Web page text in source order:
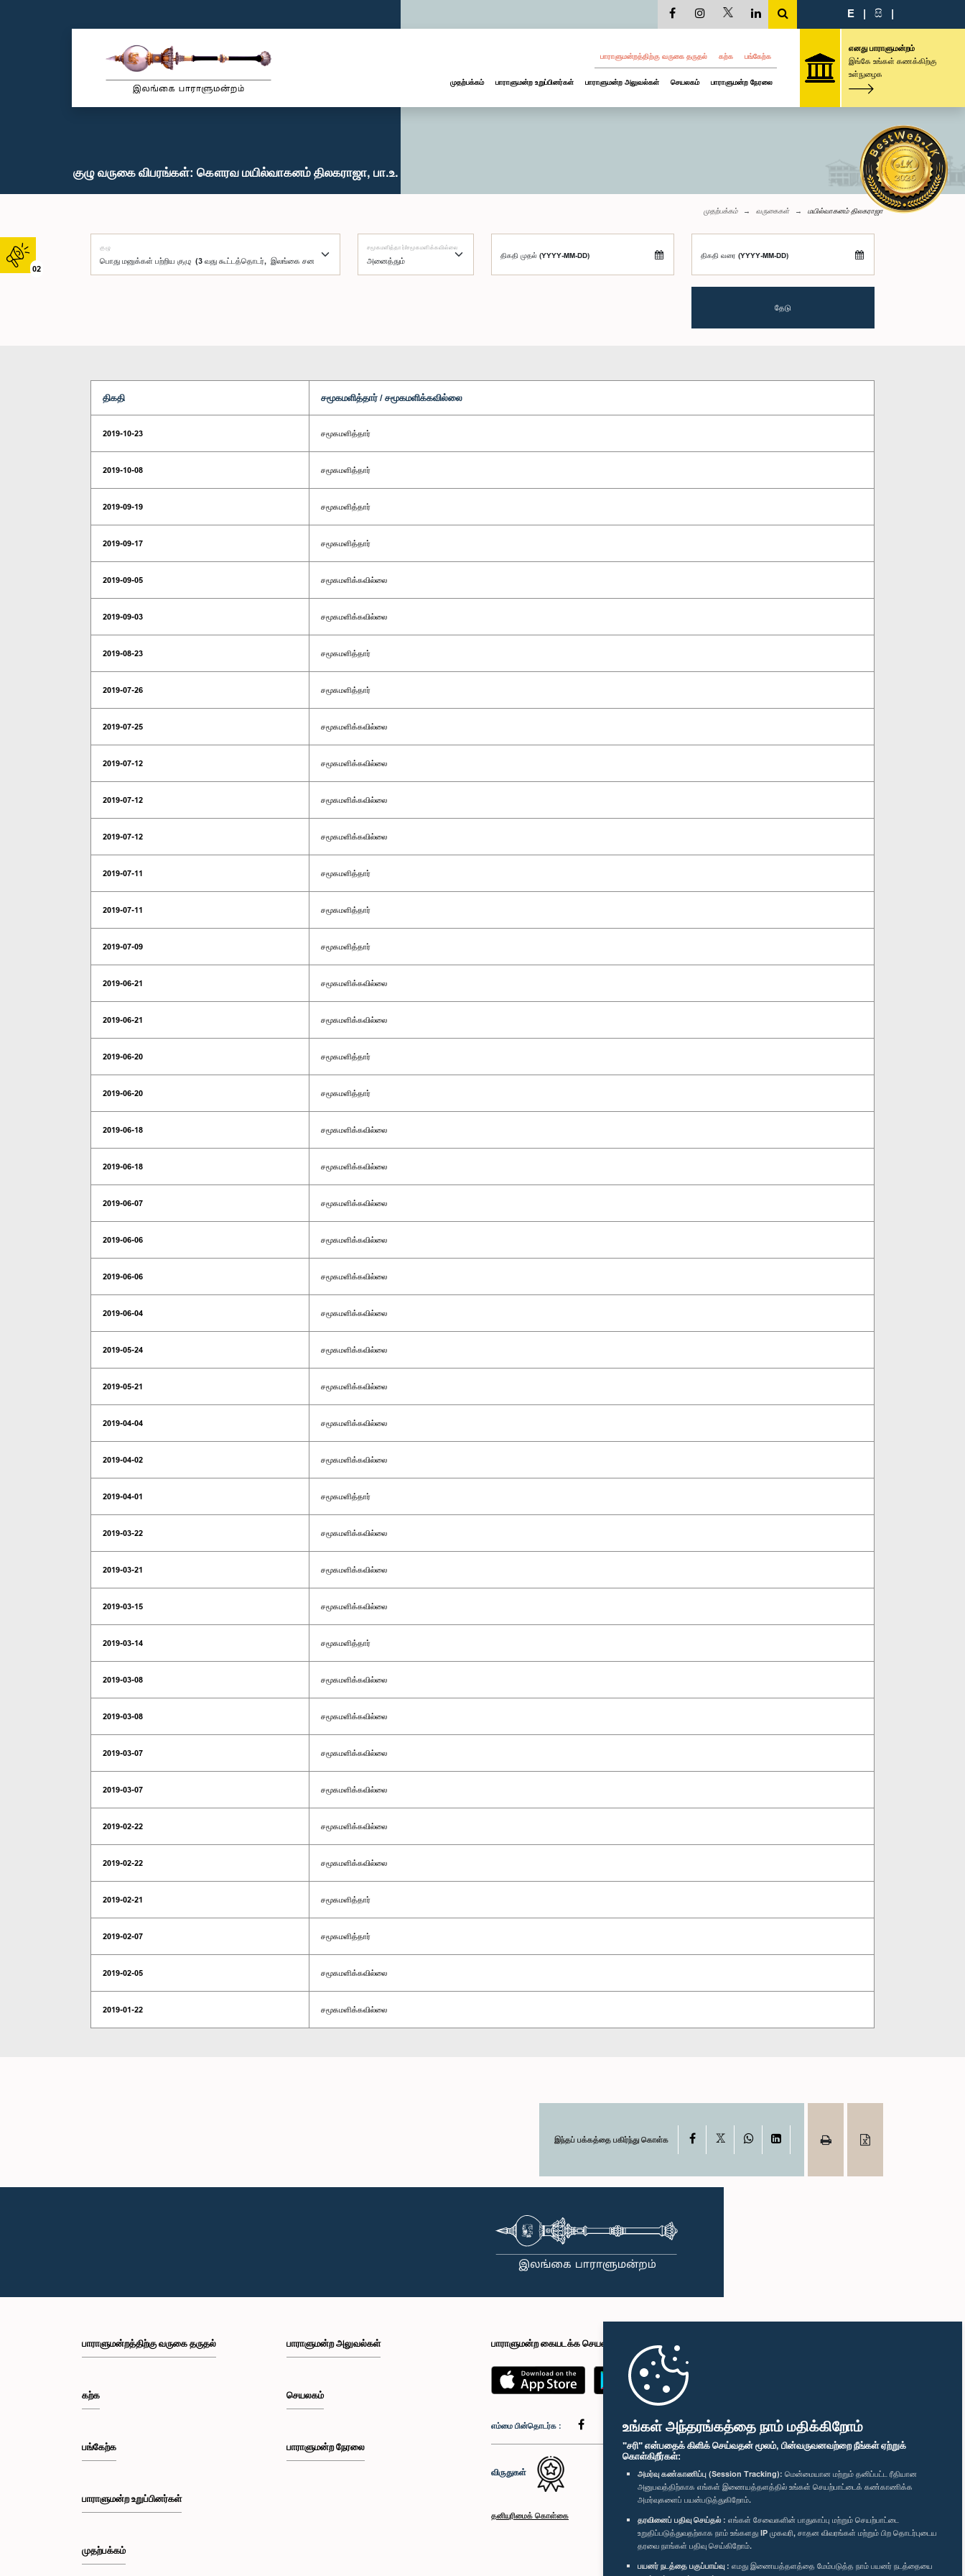
உங்கள் அந்தரங்கத்தை நாம் மதிக்கிறோம்
"சரி" என்பதைக் கிளிக் செய்வதன் மூலம், பின்வருவனவற்றை நீங்கள் ஏற்றுக்
கொள்கிறீர்கள்:
அமர்வு கண்காணிப்பு (Session Tracking): மென்மையான மற்றும் தனிப்பட்ட ரீதியான
அனுபவத்திற்காக எங்கள் இணையத்தளத்தில் உங்கள் செயற்பாட்டைக் கண்காணிக்க
அமர்வுகளைப் பயன்படுத்துகிறோம்.
தரவினைப் பதிவு செய்தல் : எங்கள் சேவைகளின் பாதுகாப்பு மற்றும் செயற்பாட்டை
உறுதிப்படுத்துவதற்காக நாம் உங்களது IP முகவரி, சாதன விவரங்கள் மற்றும் பிற தொடர்புடைய
தரவை நாங்கள் பதிவு செய்கிறோம்.
பயனர் நடத்தை பகுப்பாய்வு : எமது இணையத்தளத்தை மேம்படுத்த நாம் பயனர் நடத்தையை
02
E | සි |
பாராளுமன்றத்திற்கு வருகை தருதல் கற்க பங்கேற்க
முதற்பக்கம் பாராளுமன்ற உறுப்பினர்கள் பாராளுமன்ற அலுவல்கள் செயலகம் பாராளுமன்ற நேரலை
எனது பாராளுமன்றம்
இங்கே உங்கள் கணக்கிற்கு
உள்நுழைக
குழு வருகை விபரங்கள்: கௌரவ மயில்வாகனம் திலகராஜா, பா.உ.
முதற்பக்கம் வருகைகள் மயில்வாகனம் திலகராஜா
குழு சமூகமளித்தார்/சமூகமளிக்கவில்லை
திகதி முதல் (YYYY-MM-DD) திகதி வரை (YYYY-MM-DD)
தேடு
திகதி சமூகமளித்தார் / சமூகமளிக்கவில்லை
2019-10-23 சமூகமளித்தார்
2019-10-08 சமூகமளித்தார்
2019-09-19 சமூகமளித்தார்
2019-09-17 சமூகமளித்தார்
2019-09-05 சமூகமளிக்கவில்லை
2019-09-03 சமூகமளிக்கவில்லை
2019-08-23 சமூகமளித்தார்
2019-07-26 சமூகமளித்தார்
2019-07-25 சமூகமளிக்கவில்லை
2019-07-12 சமூகமளிக்கவில்லை
2019-07-12 சமூகமளிக்கவில்லை
2019-07-12 சமூகமளிக்கவில்லை
2019-07-11 சமூகமளித்தார்
2019-07-11 சமூகமளித்தார்
2019-07-09 சமூகமளித்தார்
2019-06-21 சமூகமளிக்கவில்லை
2019-06-21 சமூகமளிக்கவில்லை
2019-06-20 சமூகமளித்தார்
2019-06-20 சமூகமளித்தார்
2019-06-18 சமூகமளிக்கவில்லை
2019-06-18 சமூகமளிக்கவில்லை
2019-06-07 சமூகமளிக்கவில்லை
2019-06-06 சமூகமளிக்கவில்லை
2019-06-06 சமூகமளிக்கவில்லை
2019-06-04 சமூகமளிக்கவில்லை
2019-05-24 சமூகமளிக்கவில்லை
2019-05-21 சமூகமளிக்கவில்லை
2019-04-04 சமூகமளிக்கவில்லை
2019-04-02 சமூகமளிக்கவில்லை
2019-04-01 சமூகமளித்தார்
2019-03-22 சமூகமளிக்கவில்லை
2019-03-21 சமூகமளிக்கவில்லை
2019-03-15 சமூகமளிக்கவில்லை
2019-03-14 சமூகமளித்தார்
2019-03-08 சமூகமளிக்கவில்லை
2019-03-08 சமூகமளிக்கவில்லை
2019-03-07 சமூகமளிக்கவில்லை
2019-03-07 சமூகமளிக்கவில்லை
2019-02-22 சமூகமளிக்கவில்லை
2019-02-22 சமூகமளிக்கவில்லை
2019-02-21 சமூகமளித்தார்
2019-02-07 சமூகமளித்தார்
2019-02-05 சமூகமளிக்கவில்லை
2019-01-22 சமூகமளிக்கவில்லை
இந்தப் பக்கத்தை பகிர்ந்து கொள்க Facebook WhatsAppLinkedIn
பாராளுமன்றத்திற்கு வருகை தருதல்
கற்க
பங்கேற்க
பாராளுமன்ற உறுப்பினர்கள்
முதற்பக்கம்
பாராளுமன்ற அலுவல்கள்
செயலகம்
பாராளுமன்ற நேரலை
பாராளுமன்ற கையடக்க செயலி
எம்மை பின்தொடர்க :
விருதுகள்
தனியுரிமைக் கொள்கை